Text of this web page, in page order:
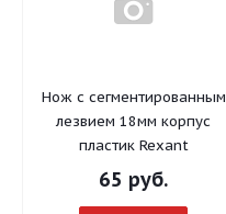
Нож с сегментированным
лезвием 18мм корпус
пластик Rexant
65 руб.